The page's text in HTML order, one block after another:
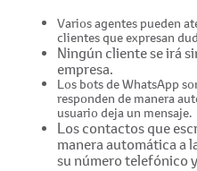
Varios agentes pueden
clientes que expresan
Ningún cliente se irá
empresa.
Los bots de WhatsApp
responden de manera
usuario deja un mensaje.
Los contactos que
manera automática a
su número telefónico